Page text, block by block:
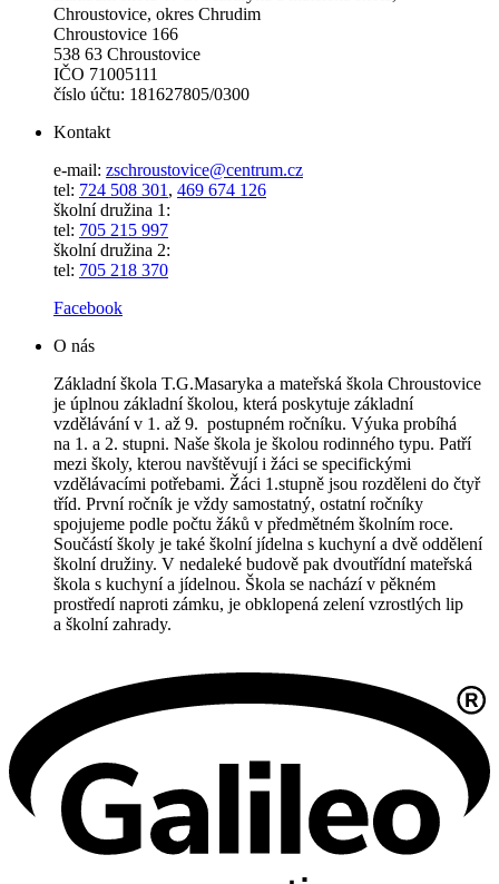
Chroustovice, okres Chrudim
Chroustovice 166
538 63 Chroustovice
IČO 71005111
číslo účtu: 181627805/0300
Kontakt
e-mail: zschroustovice@centrum.cz
tel: 724 508 301 , 469 674 126
školní družina 1:
tel: 705 215 997
školní družina 2:
tel: 705 218 370
Facebook
O nás
Základní škola T.G.Masaryka a mateřská škola Chroustovice
je úplnou základní školou, která poskytuje základní
vzdělávání v 1. až 9. postupném ročníku. Výuka probíhá
na 1. a 2. stupni. Naše škola je školou rodinného typu. Patří
mezi školy, kterou navštěvují i žáci se specifickými
vzdělávacími potřebami. Žáci 1.stupně jsou rozděleni do čtyř
tříd. První ročník je vždy samostatný, ostatní ročníky
spojujeme podle počtu žáků v předmětném školním roce.
Součástí školy je také školní jídelna s kuchyní a dvě oddělení
školní družiny. V nedaleké budově pak dvoutřídní mateřská
škola s kuchyní a jídelnou. Škola se nachází v pěkném
prostředí naproti zámku, je obklopená zelení vzrostlých lip
a školní zahrady.